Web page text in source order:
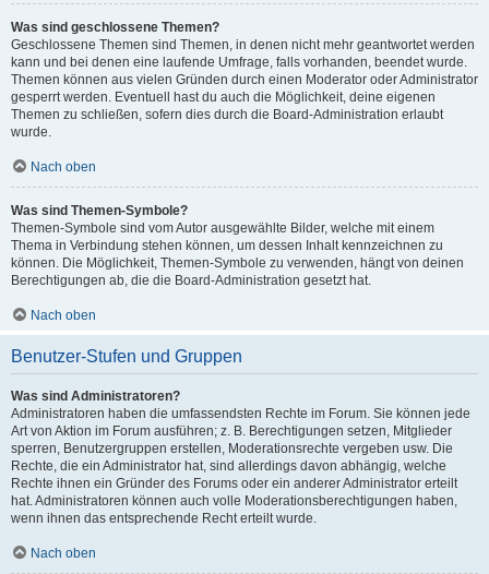
Was sind geschlossene Themen?
Geschlossene Themen sind Themen, in denen nicht mehr geantwortet werden
kann und bei denen eine laufende Umfrage, falls vorhanden, beendet wurde.
Themen können aus vielen Gründen durch einen Moderator oder Administrator
gesperrt werden. Eventuell hast du auch die Möglichkeit, deine eigenen
Themen zu schließen, sofern dies durch die Board-Administration erlaubt
wurde.
Nach oben
Was sind Themen-Symbole?
Themen-Symbole sind vom Autor ausgewählte Bilder, welche mit einem
Thema in Verbindung stehen können, um dessen Inhalt kennzeichnen zu
können. Die Möglichkeit, Themen-Symbole zu verwenden, hängt von deinen
Berechtigungen ab, die die Board-Administration gesetzt hat.
Nach oben
Benutzer-Stufen und Gruppen
Was sind Administratoren?
Administratoren haben die umfassendsten Rechte im Forum. Sie können jede
Art von Aktion im Forum ausführen; z. B. Berechtigungen setzen, Mitglieder
sperren, Benutzergruppen erstellen, Moderationsrechte vergeben usw. Die
Rechte, die ein Administrator hat, sind allerdings davon abhängig, welche
Rechte ihnen ein Gründer des Forums oder ein anderer Administrator erteilt
hat. Administratoren können auch volle Moderationsberechtigungen haben,
wenn ihnen das entsprechende Recht erteilt wurde.
Nach oben